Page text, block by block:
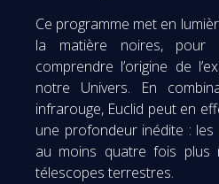
Ce programme met en
la matière noires, pour
comprendre l’origine de
notre Univers. En
infrarouge, Euclid peut en
une profondeur inédite :
au moins quatre fois plus
télescopes terrestres.